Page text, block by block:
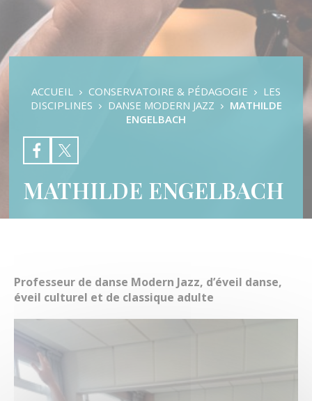
Pratiques d’ensembles
Auditions & Examens
Les Disciplines
Les Orchestres
Danse Classique
Danse Contemporaine
Batterie
Chant
Contrebasse
Flûte traversière
Hautbois
Grandes Orgues
Saxophone
Percussions
Trombone
Trompette
Tuba
ACCUEIL CONSERVATOIRE & PÉDAGOGIE
LES
DISCIPLINES
DANSE MODERN JAZZ
MATHILDE
ENGELBACH
MATHILDE ENGELBACH
Professeur de danse Modern Jazz, d’éveil danse,
éveil culturel et de classique adulte